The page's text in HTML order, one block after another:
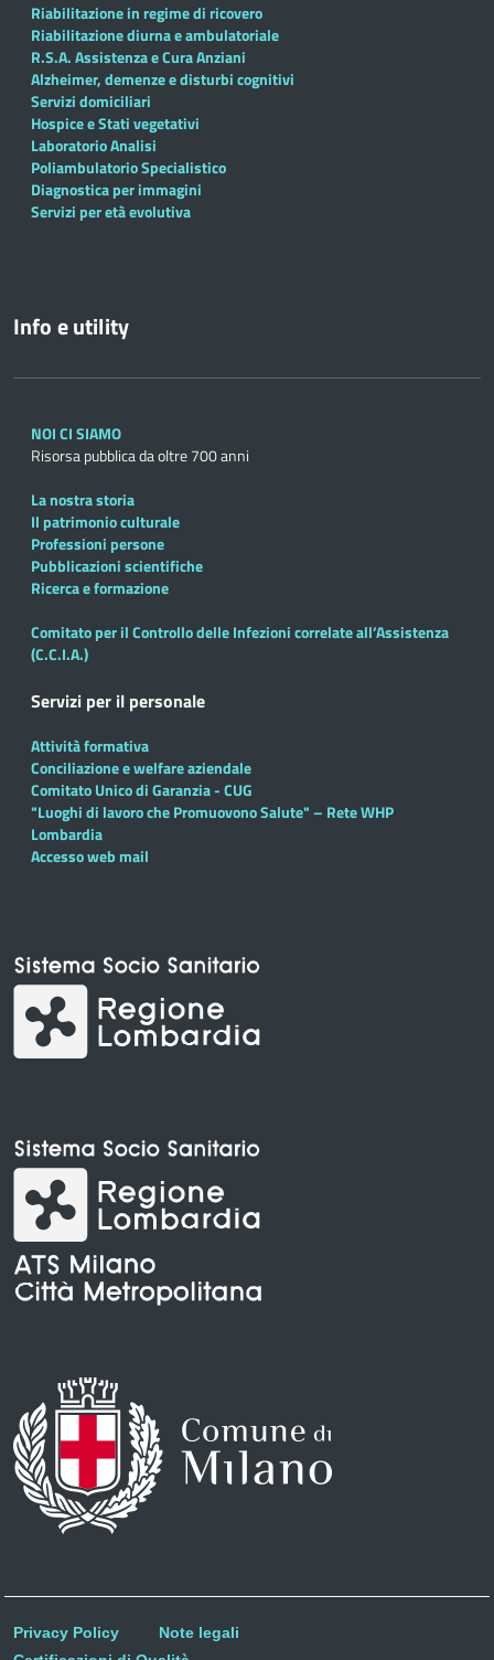
Riabilitazione in regime di ricovero
Riabilitazione diurna e ambulatoriale
R.S.A. Assistenza e Cura Anziani
Alzheimer, demenze e disturbi cognitivi
Servizi domiciliari
Hospice e Stati vegetativi
Laboratorio Analisi
Poliambulatorio Specialistico
Diagnostica per immagini
Servizi per età evolutiva
Info e utility
NOI CI SIAMO
Risorsa pubblica da oltre 700 anni
La nostra storia
Il patrimonio culturale
Professioni persone
Pubblicazioni scientifiche
Ricerca e formazione
Comitato per il Controllo delle Infezioni correlate all’Assistenza
(C.C.I.A.)
Servizi per il personale
Attività formativa
Conciliazione e welfare aziendale
Comitato Unico di Garanzia - CUG
"Luoghi di lavoro che Promuovono Salute" – Rete WHP
Lombardia
Accesso web mail
Privacy Policy
Note legali